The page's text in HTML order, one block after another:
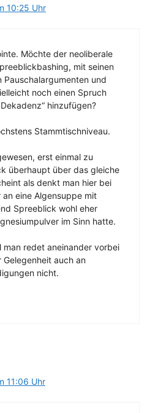
10:25 Uhr
Möchte der neoliberale
mit seinen
und
noch einen Spruch
hinzufügen?
Stammtischniveau.
erst einmal zu
überhaupt über das gleiche
als denkt man hier bei
an eine Algensuppe mit
Spreeblick wohl eher
im Sinn hatte.
man redet aneinander vorbei
auch an
nicht.
11:06 Uhr